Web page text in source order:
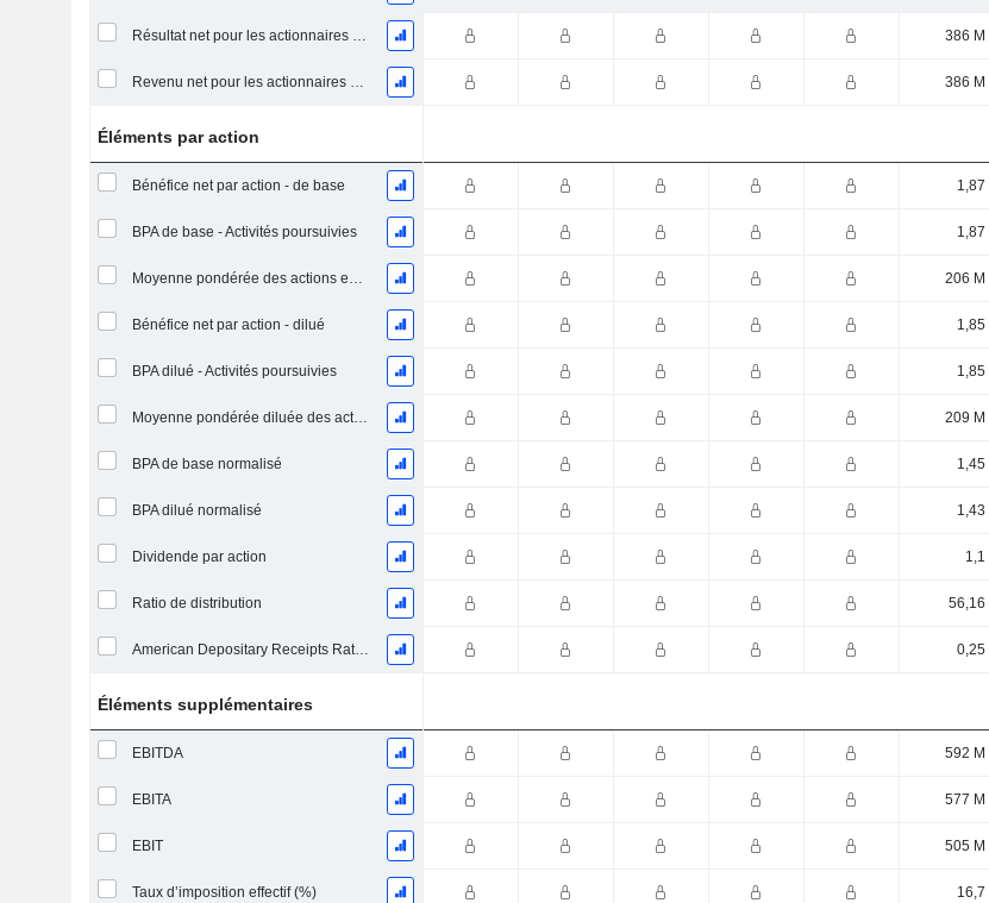
Résultat net pour les actionnaires ordinaires, éléments exceptionnels inclus. 386 M
Revenu net pour les actionnaires ordinaires, hors éléments exceptionnelsRésultat net pour les actionnaires ordinaires, éléments exceptionnels exclus. 386 M
Éléments par action
Bénéfice net par action - de base 1,87
BPA de base - Activités poursuivies 1,87
Moyenne pondérée des actions en circulation 206 M
Bénéfice net par action - dilué 1,85
BPA dilué - Activités poursuivies 1,85
Moyenne pondérée diluée des actions en circulation 209 M
BPA de base normalisé 1,45
BPA dilué normalisé 1,43
Dividende par action 1,1
Ratio de distribution 56,16
American Depositary Receipts Ratio (ADR) 0,25
Éléments supplémentaires
EBITDA 592 M
EBITA 577 M
EBIT 505 M
Taux d’imposition effectif (%) 16,7